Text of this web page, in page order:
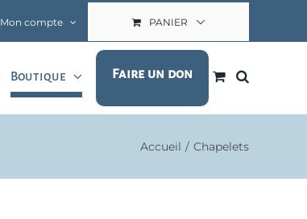
Mon compte PANIER
Boutique Faire un don
Accueil Chapelets